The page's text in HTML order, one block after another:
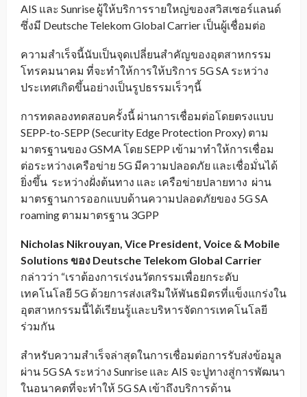
AIS และ Sunrise ผู้ให้บริการรายใหญ่ของสวิสเซอร์แลนด์
ซึ่งมี Deutsche Telekom Global Carrier เป็นผู้เชื่อมต่อ
ความสำเร็จนี้นับเป็นจุดเปลี่ยนสำคัญของอุตสาหกรรม
โทรคมนาคม ที่จะทำให้การให้บริการ 5G SA ระหว่าง
ประเทศเกิดขึ้นอย่างเป็นรูปธรรมเร็วๆนี้
การทดลองทดสอบครั้งนี้ ผ่านการเชื่อมต่อโดยตรงแบบ
SEPP-to-SEPP (Security Edge Protection Proxy) ตาม
มาตรฐานของ GSMA โดย SEPP เข้ามาทำให้การเชื่อม
ต่อระหว่างเครือข่าย 5G มีความปลอดภัย และเชื่อมั่นได้
ยิ่งขึ้น ระหว่างฝั่งต้นทาง และ เครือข่ายปลายทาง ผ่าน
มาตรฐานการออกแบบด้านความปลอดภัยของ 5G SA
roaming ตามมาตรฐาน 3GPP
Nicholas Nikrouyan, Vice President, Voice & Mobile
Solutions ของ Deutsche Telekom Global Carrier
กล่าวว่า “เราต้องการเร่งนวัตกรรมเพื่อยกระดับ
เทคโนโลยี 5G ด้วยการส่งเสริมให้พันธมิตรที่แข็งแกร่งใน
อุตสาหกรรมนี้ได้เรียนรู้และบริหารจัดการเทคโนโลยี
ร่วมกัน
สำหรับความสำเร็จล่าสุดในการเชื่อมต่อการรับส่งข้อมูล
ผ่าน 5G SA ระหว่าง Sunrise และ AIS จะปูทางสู่การพัฒนา
ในอนาคตที่จะทำให้ 5G SA เข้าถึงบริการด้าน